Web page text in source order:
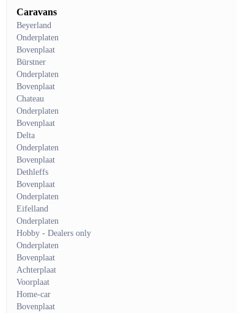
Caravans
Beyerland
Onderplaten
Bovenplaat
Bürstner
Onderplaten
Bovenplaat
Chateau
Onderplaten
Bovenplaat
Delta
Onderplaten
Bovenplaat
Dethleffs
Bovenplaat
Onderplaten
Eifelland
Onderplaten
Hobby - Dealers only
Onderplaten
Bovenplaat
Achterplaat
Voorplaat
Home-car
Bovenplaat